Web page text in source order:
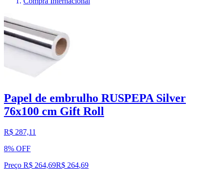
Papel de embrulho RUSPEPA Silver
76x100 cm Gift Roll
R$ 287,11
8% OFF
Preço R$ 264,69R$ 264,69